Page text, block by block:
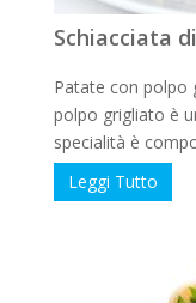
Schiacciata
Patate con polpo
polpo grigliato è
specialità è
Leggi Tutto